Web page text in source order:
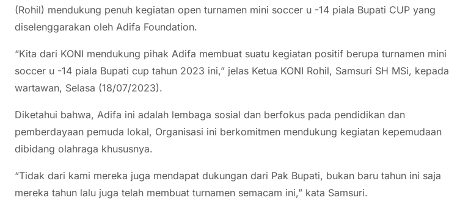
(Rohil) mendukung penuh kegiatan open turnamen mini soccer u -14 piala Bupati CUP yang
diselenggarakan oleh Adifa Foundation.
“Kita dari KONI mendukung pihak Adifa membuat suatu kegiatan positif berupa turnamen mini
soccer u -14 piala Bupati cup tahun 2023 ini,” jelas Ketua KONI Rohil, Samsuri SH MSi, kepada
wartawan, Selasa (18/07/2023).
Diketahui bahwa, Adifa ini adalah lembaga sosial dan berfokus pada pendidikan dan
pemberdayaan pemuda lokal, Organisasi ini berkomitmen mendukung kegiatan kepemudaan
dibidang olahraga khususnya.
“Tidak dari kami mereka juga mendapat dukungan dari Pak Bupati, bukan baru tahun ini saja
mereka tahun lalu juga telah membuat turnamen semacam ini,” kata Samsuri.